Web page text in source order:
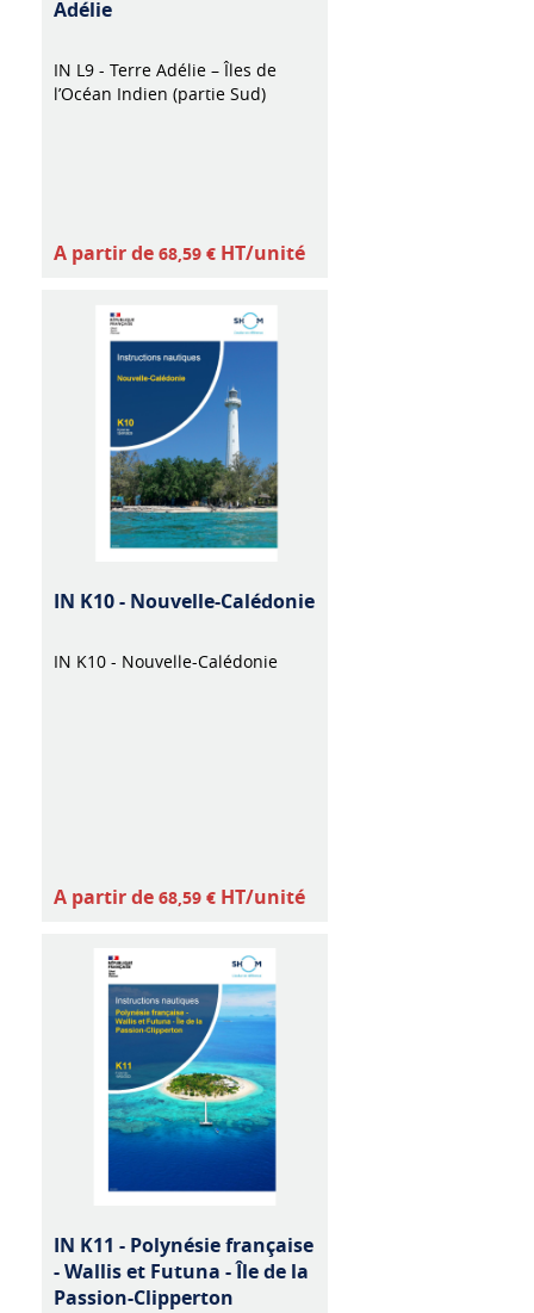
Adélie
IN L9 - Terre Adélie – Îles de
l’Océan Indien (partie Sud)
A partir de 68,59 € HT/unité
IN K10 - Nouvelle-Calédonie
IN K10 - Nouvelle-Calédonie
A partir de 68,59 € HT/unité
IN K11 - Polynésie française
- Wallis et Futuna - Île de la
Passion-Clipperton